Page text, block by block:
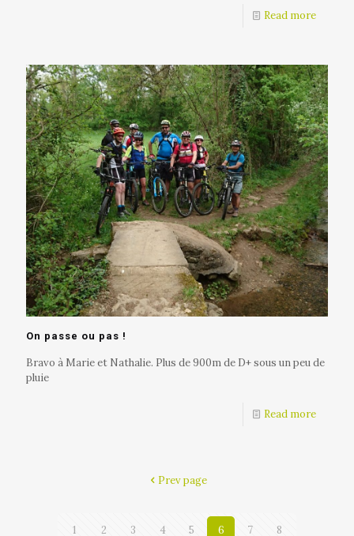
Read more
On passe ou pas !
Bravo à Marie et Nathalie. Plus de 900m de D+ sous un peu de
pluie
Read more
Prev page
1 2 3 4 5 6 7 8